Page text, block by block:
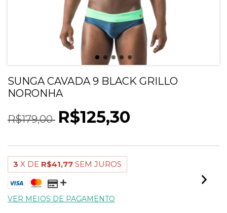
SUNGA CAVADA 9 BLACK GRILLO
NORONHA
R$179,00 R$125,30
3 X DE R$41,77 SEM JUROS
VER MEIOS DE PAGAMENTO